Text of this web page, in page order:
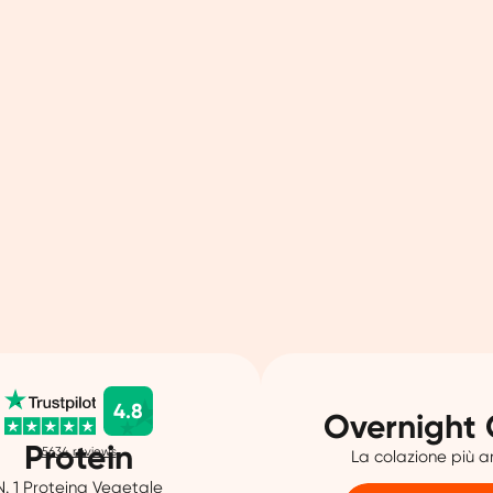
4.8
5634 reviews
Protein
1 Proteina Vegetale
Overnight
La colazione più